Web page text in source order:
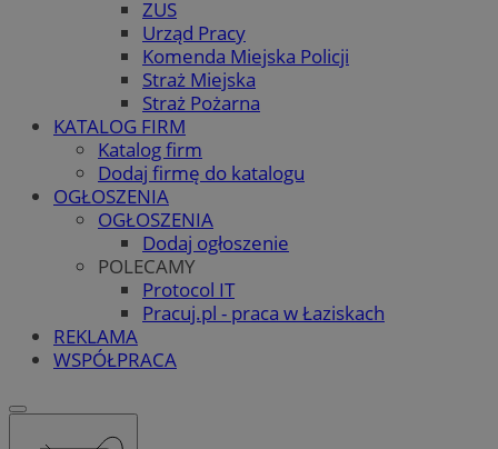
ZUS
Urząd Pracy
Komenda Miejska Policji
Straż Miejska
Straż Pożarna
KATALOG FIRM
Katalog firm
Dodaj firmę do katalogu
OGŁOSZENIA
OGŁOSZENIA
Dodaj ogłoszenie
POLECAMY
Protocol IT
Pracuj.pl - praca w Łaziskach
REKLAMA
WSPÓŁPRACA